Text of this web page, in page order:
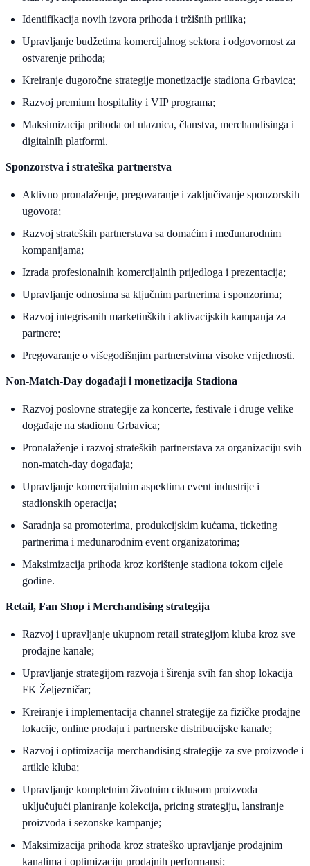
Identifikacija novih izvora prihoda i tržišnih prilika;
Upravljanje budžetima komercijalnog sektora i odgovornost za
ostvarenje prihoda;
Kreiranje dugoročne strategije monetizacije stadiona Grbavica;
Razvoj premium hospitality i VIP programa;
Maksimizacija prihoda od ulaznica, članstva, merchandisinga i
digitalnih platformi.
Sponzorstva i strateška partnerstva
Aktivno pronalaženje, pregovaranje i zaključivanje sponzorskih
ugovora;
Razvoj strateških partnerstava sa domaćim i međunarodnim
kompanijama;
Izrada profesionalnih komercijalnih prijedloga i prezentacija;
Upravljanje odnosima sa ključnim partnerima i sponzorima;
Razvoj integrisanih marketinških i aktivacijskih kampanja za
partnere;
Pregovaranje o višegodišnjim partnerstvima visoke vrijednosti.
Non-Match-Day događaji i monetizacija Stadiona
Razvoj poslovne strategije za koncerte, festivale i druge velike
događaje na stadionu Grbavica;
Pronalaženje i razvoj strateških partnerstava za organizaciju svih
non-match-day događaja;
Upravljanje komercijalnim aspektima event industrije i
stadionskih operacija;
Saradnja sa promoterima, produkcijskim kućama, ticketing
partnerima i međunarodnim event organizatorima;
Maksimizacija prihoda kroz korištenje stadiona tokom cijele
godine.
Retail, Fan Shop i Merchandising strategija
Razvoj i upravljanje ukupnom retail strategijom kluba kroz sve
prodajne kanale;
Upravljanje strategijom razvoja i širenja svih fan shop lokacija
FK Željezničar;
Kreiranje i implementacija channel strategije za fizičke prodajne
lokacije, online prodaju i partnerske distribucijske kanale;
Razvoj i optimizacija merchandising strategije za sve proizvode i
artikle kluba;
Upravljanje kompletnim životnim ciklusom proizvoda
uključujući planiranje kolekcija, pricing strategiju, lansiranje
proizvoda i sezonske kampanje;
Maksimizacija prihoda kroz strateško upravljanje prodajnim
kanalima i optimizaciju prodajnih performansi;